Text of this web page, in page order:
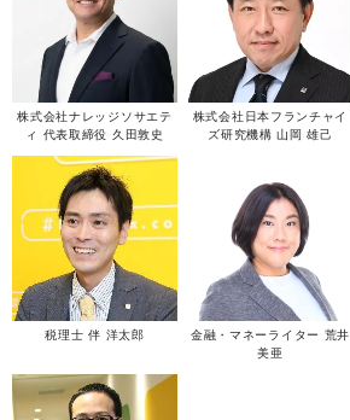
株式会社ナレッジソサエテ
ィ 代表取締役 久田敦史
株式会社日本フランチャイ
ズ研究機構 山岡 雄己
税理士 伴 洋太郎
金融・マネーライター 荒井
美亜